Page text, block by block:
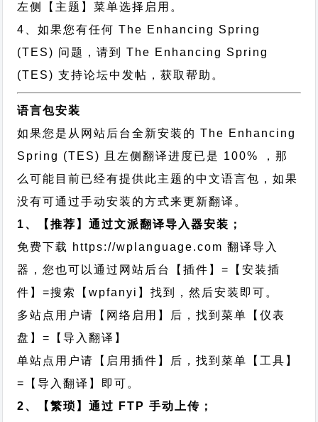
左侧【主题】菜单选择启用。
4、如果您有任何 The Enhancing Spring
(TES) 问题，请到 The Enhancing Spring
(TES) 支持论坛中发帖，获取帮助。
语言包安装
如果您是从网站后台全新安装的 The Enhancing
Spring (TES) 且左侧翻译进度已是 100% ，那
么可能目前已经有提供此主题的中文语言包，如果
没有可通过手动安装的方式来更新翻译。
1、【推荐】通过文派翻译导入器安装；
免费下载 https://wplanguage.com 翻译导入
器，您也可以通过网站后台【插件】=【安装插
件】=搜索【wpfanyi】找到，然后安装即可。
多站点用户请【网络启用】后，找到菜单【仪表
盘】=【导入翻译】
单站点用户请【启用插件】后，找到菜单【工具】
=【导入翻译】即可。
2、【繁琐】通过 FTP 手动上传；